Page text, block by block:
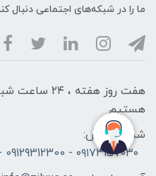
ما را در شبکه‌های اجتماعی دنبال
هفت روز هفته
هستیم
شماره تماس:
۰۹۱۷۳۱۵۷۰۳۰ - 09129312300 - 07137742255